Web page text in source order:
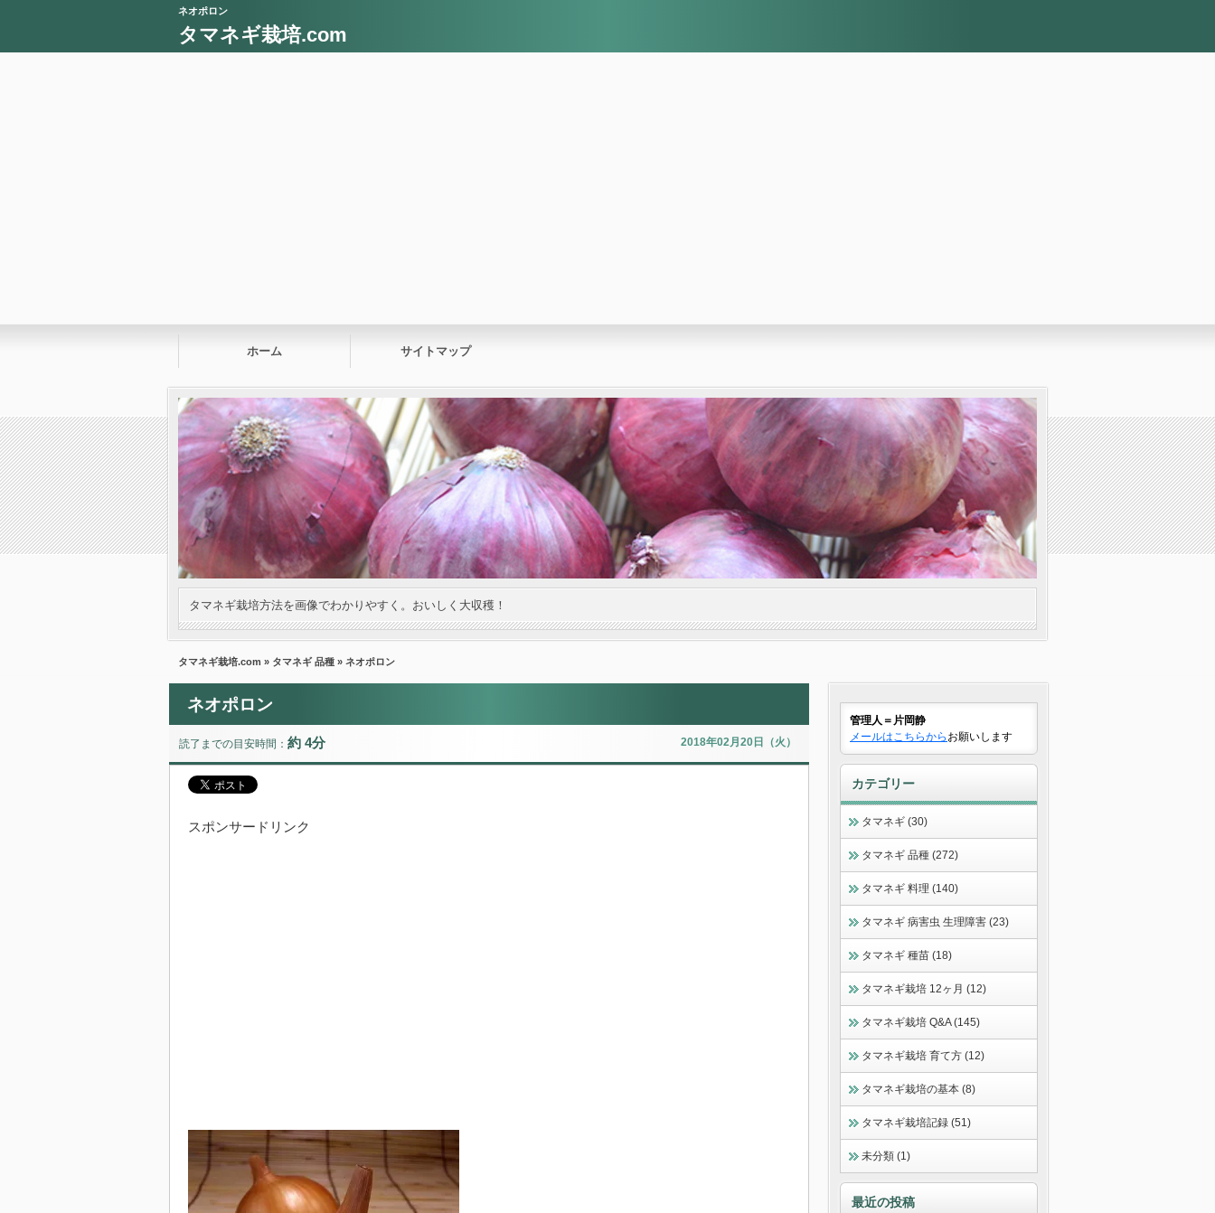
ネオポロン
タマネギ栽培.com
ホーム サイトマップ
タマネギ栽培方法を画像でわかりやすく。おいしく大収穫！
タマネギ栽培.com » タマネギ 品種 » ネオポロン
ネオポロン
読了までの目安時間： 約 4分 2018年02月20日（火）
スポンサードリンク
管理人＝片岡静
メールはこちらから お願いします
カテゴリー
タマネギ (30)
タマネギ 品種 (272)
タマネギ 料理 (140)
タマネギ 病害虫 生理障害 (23)
タマネギ 種苗 (18)
タマネギ栽培 12ヶ月 (12)
タマネギ栽培 Q&A (145)
タマネギ栽培 育て方 (12)
タマネギ栽培の基本 (8)
タマネギ栽培記録 (51)
未分類 (1)
最近の投稿